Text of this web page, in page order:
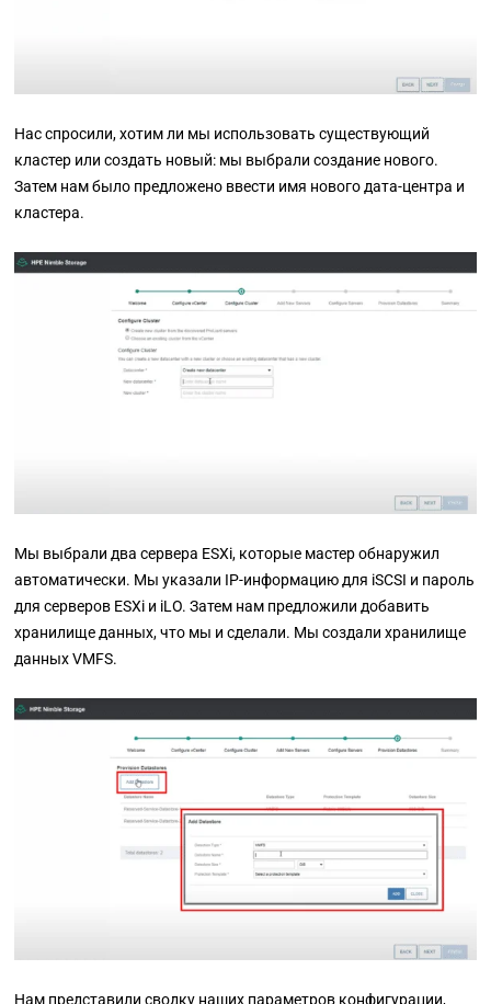
Нас спросили, хотим ли мы использовать существующий
кластер или создать новый: мы выбрали создание нового.
Затем нам было предложено ввести имя нового дата-центра и
кластера.
Мы выбрали два сервера ESXi, которые мастер обнаружил
автоматически. Мы указали IP-информацию для iSCSI и пароль
для серверов ESXi и iLO. Затем нам предложили добавить
хранилище данных, что мы и сделали. Мы создали хранилище
данных VMFS.
Нам представили сводку наших параметров конфигурации,